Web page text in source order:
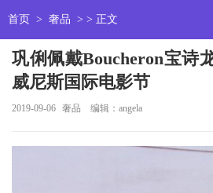
首页 > 奢品 > > 正文
巩俐佩戴Boucheron宝诗
威尼斯国际电影节
2019-09-06 奢品 编辑：angela